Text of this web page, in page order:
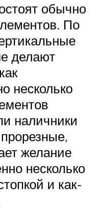
обычно
По
делают
несколько
наличники
желание
несколько
и как-